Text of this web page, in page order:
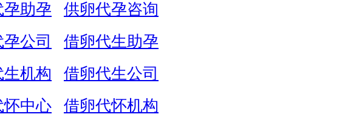
助孕
供卵代孕咨询
公司
借卵代生助孕
机构
借卵代生公司
怀中心
借卵代怀机构